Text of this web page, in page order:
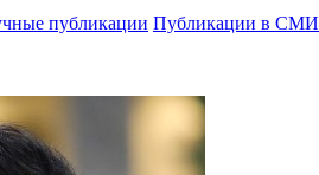
публикации Публикации в СМИ